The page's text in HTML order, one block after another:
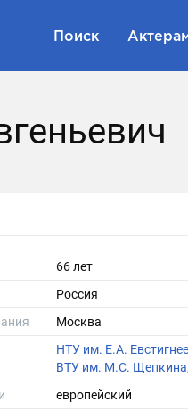
Поиск
66 лет
Россия
Москва
НТУ им. Е.А.
ВТУ им. М.С. Щепкина
европейский